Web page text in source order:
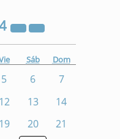
Sáb Dom
5 6
7
12 13
14
19 20
21